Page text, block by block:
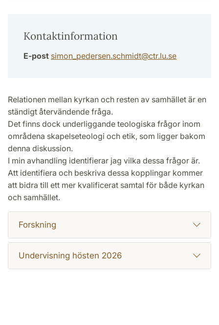
Kontaktinformation
E-post simon_pedersen.schmidt@ctr.lu.se
Relationen mellan kyrkan och resten av samhället är en
ständigt återvändende fråga.
Det finns dock underliggande teologiska frågor inom
områdena skapelseteologi och etik, som ligger bakom
denna diskussion.
I min avhandling identifierar jag vilka dessa frågor är.
Att identifiera och beskriva dessa kopplingar kommer
att bidra till ett mer kvalificerat samtal för både kyrkan
och samhället.
Forskning
Undervisning hösten 2026